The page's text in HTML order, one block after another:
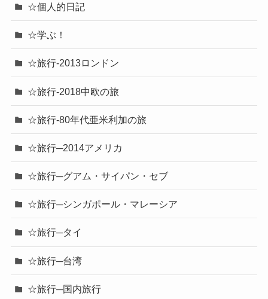
☆個人的日記
☆学ぶ！
☆旅行-2013ロンドン
☆旅行-2018中欧の旅
☆旅行-80年代亜米利加の旅
☆旅行─2014アメリカ
☆旅行─グアム・サイパン・セブ
☆旅行─シンガポール・マレーシア
☆旅行─タイ
☆旅行─台湾
☆旅行─国内旅行